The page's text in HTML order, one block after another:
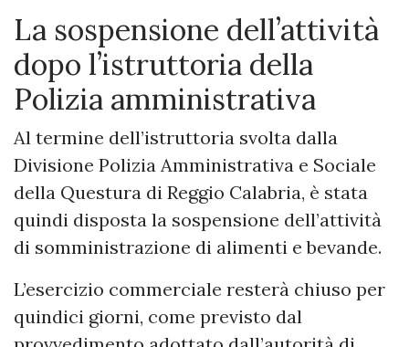
La sospensione dell’attività
dopo l’istruttoria della
Polizia amministrativa
Al termine dell’istruttoria svolta dalla
Divisione Polizia Amministrativa e Sociale
della Questura di Reggio Calabria, è stata
quindi disposta la sospensione dell’attività
di somministrazione di alimenti e bevande.
L’esercizio commerciale resterà chiuso per
quindici giorni, come previsto dal